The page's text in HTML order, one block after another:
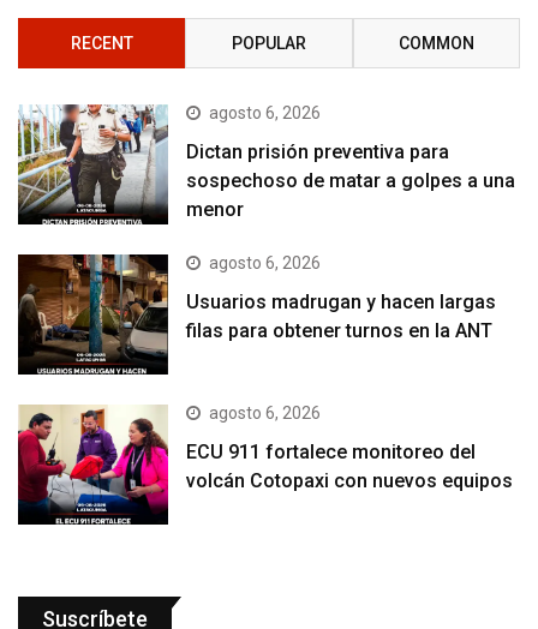
RECENT POPULAR COMMON
agosto 6, 2026
Dictan prisión preventiva para
sospechoso de matar a golpes a una
menor
agosto 6, 2026
Usuarios madrugan y hacen largas
filas para obtener turnos en la ANT
agosto 6, 2026
ECU 911 fortalece monitoreo del
volcán Cotopaxi con nuevos equipos
Suscríbete